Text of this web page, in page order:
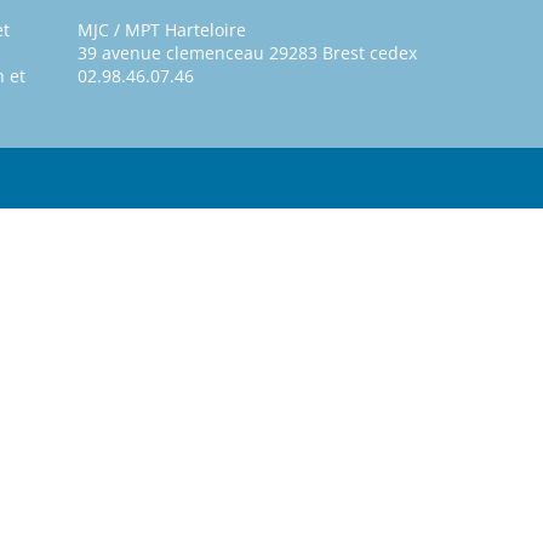
et
MJC / MPT Harteloire
39 avenue clemenceau 29283 Brest cedex
02.98.46.07.46